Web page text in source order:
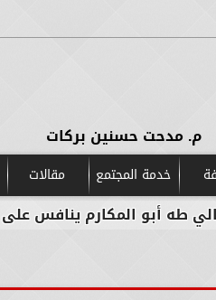
م. مدحت حسنين بركات
خدمة المجتمع مقالات
ينافس على بطاقة